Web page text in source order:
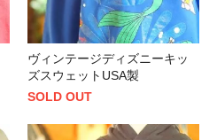
ヴィンテージディズニーキッ
ズスウェットUSA製
SOLD OUT